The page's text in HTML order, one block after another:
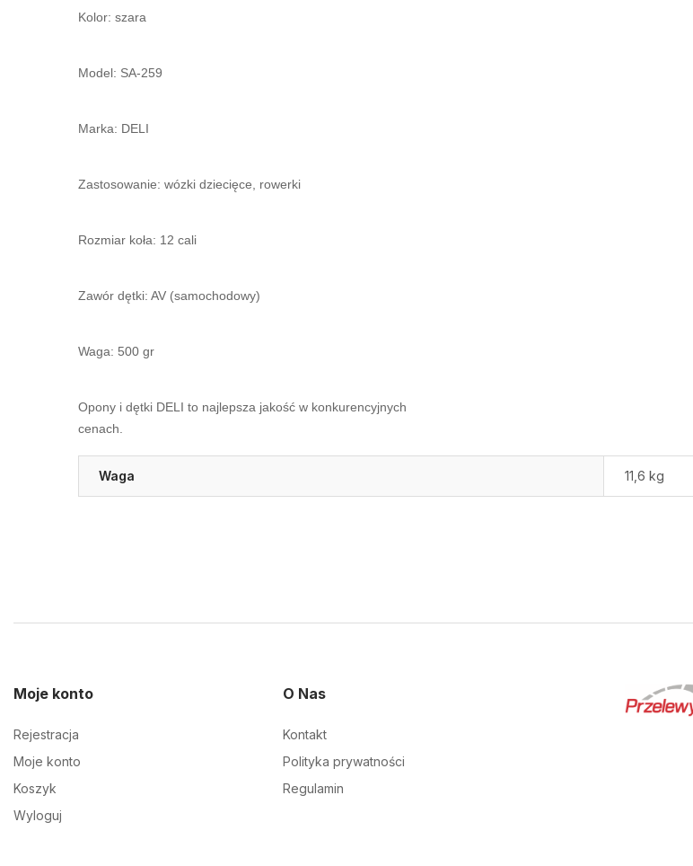
Kolor: szara
Model: SA-259
Marka: DELI
Zastosowanie: wózki dziecięce, rowerki
Rozmiar koła: 12 cali
Zawór dętki: AV (samochodowy)
Waga: 500 gr
Opony i dętki DELI to najlepsza jakość w konkurencyjnych
cenach.
Waga 11,6 kg
Moje konto
Rejestracja
Moje konto
Koszyk
Wyloguj
O Nas
Kontakt
Polityka prywatności
Regulamin